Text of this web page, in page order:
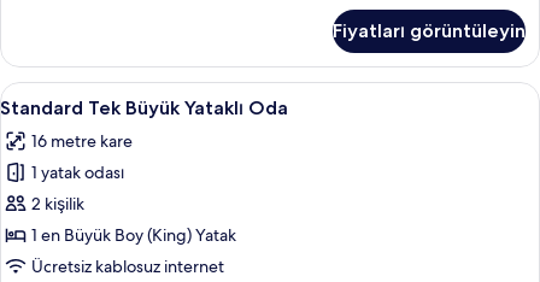
hakkında
daha
fazla
Fiyatları görüntüleyin
Standard
Tek
Büyük
Yataklı
Oda
için
tüm
Standard Tek Büyük Yataklı Oda |
13
Standard Tek Büyük Yataklı Oda
16 metre kare
1 yatak odası
2 kişilik
1 en Büyük Boy (King) Yatak
Ücretsiz kablosuz internet